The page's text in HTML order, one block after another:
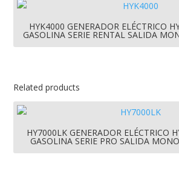
HYK4000 GENERADOR ELÉCTRICO
GASOLINA SERIE RENTAL SALIDA
Related products
HY7000LK GENERADOR ELÉCTRICO
GASOLINA SERIE PRO SALIDA